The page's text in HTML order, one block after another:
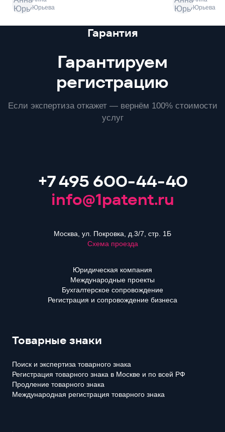
Юрьева
Юрьева
Гарантия
Гарантируем
регистрацию
Если экспертиза откажет — вернём 100% стоимости
услуг
+7 495 600-44-40
info@1patent.ru
Москва, ул. Покровка, д.3/7, стр. 1Б
Схема проезда
Юридическая компания
Международные проекты
Бухгалтерское сопровождение
Регистрация и сопровождение бизнеса
Товарные знаки
Поиск и экспертиза товарного знака
Регистрация товарного знака в Москве и по всей РФ
Продление товарного знака
Международная регистрация товарного знака